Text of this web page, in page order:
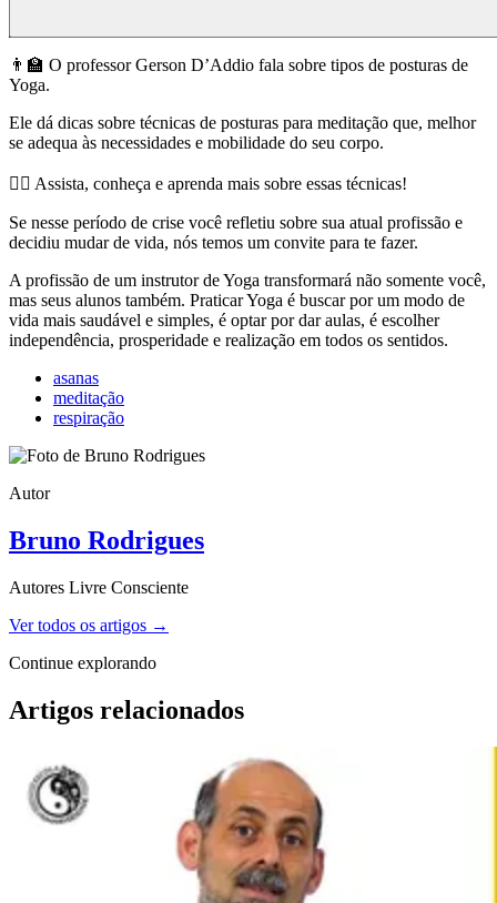
👨‍🏫 O professor Gerson D’Addio fala sobre tipos de posturas de
Yoga.
Ele dá dicas sobre técnicas de posturas para meditação que, melhor
se adequa às necessidades e mobilidade do seu corpo.
🧘‍♂️ Assista, conheça e aprenda mais sobre essas técnicas!
Se nesse período de crise você refletiu sobre sua atual profissão e
decidiu mudar de vida, nós temos um convite para te fazer.
A profissão de um instrutor de Yoga transformará não somente você,
mas seus alunos também. Praticar Yoga é buscar por um modo de
vida mais saudável e simples, é optar por dar aulas, é escolher
independência, prosperidade e realização em todos os sentidos.
asanas
meditação
respiração
Autor
Bruno Rodrigues
Autores Livre Consciente
Ver todos os artigos →
Continue explorando
Artigos relacionados